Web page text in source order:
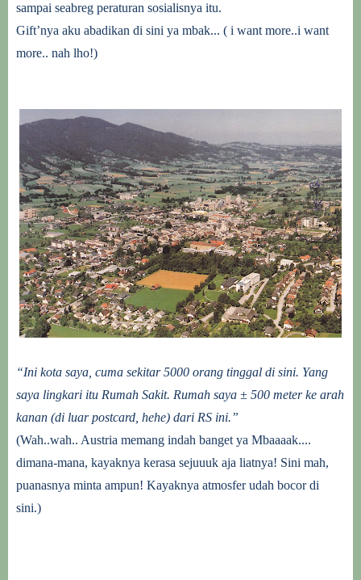
sampai seabreg peraturan sosialisnya itu.
Gift’nya aku abadikan di sini ya mbak... ( i want more..i want
more.. nah lho!)
“Ini kota saya, cuma sekitar 5000 orang tinggal di sini. Yang
saya lingkari itu Rumah Sakit. Rumah saya ± 500 meter ke arah
kanan (di luar postcard, hehe) dari RS ini.”
(Wah..wah.. Austria memang indah banget ya Mbaaaak....
dimana-mana, kayaknya kerasa sejuuuk aja liatnya! Sini mah,
puanasnya minta ampun! Kayaknya atmosfer udah bocor di
sini.)